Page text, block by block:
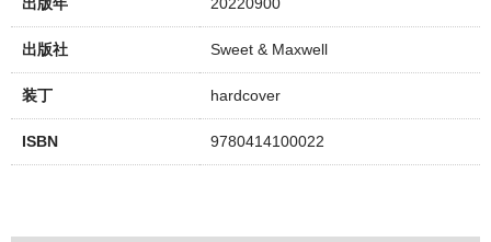
出版社 Sweet & Maxwell
装丁 hardcover
ISBN 9780414100022